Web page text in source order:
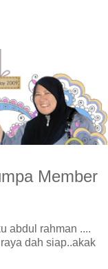
Member
abdul rahman ....
dah siap..akak